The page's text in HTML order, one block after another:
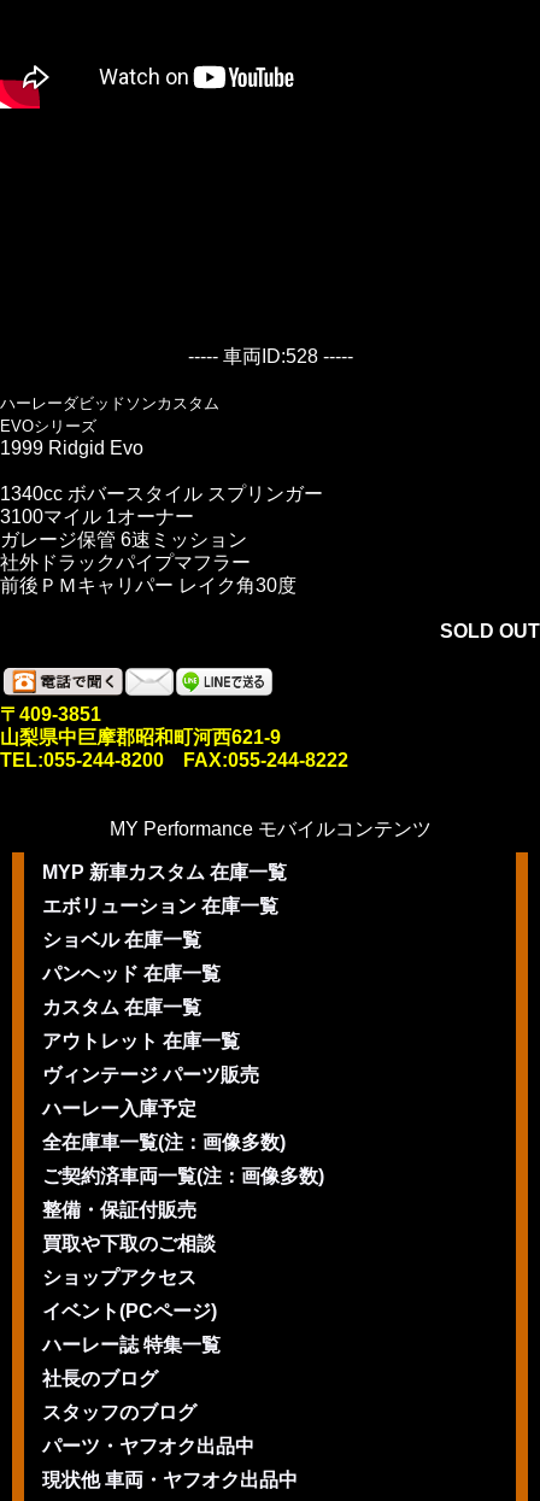
----- 車両ID:528 -----
ハーレーダビッドソンカスタム
EVOシリーズ
1999 Ridgid Evo
1340cc ボバースタイル スプリンガー
3100マイル 1オーナー
ガレージ保管 6速ミッション
社外ドラックパイプマフラー
前後ＰＭキャリパー レイク角30度
SOLD OUT
〒409-3851
山梨県中巨摩郡昭和町河西621-9
TEL:055-244-8200 FAX:055-244-8222
MY Performance モバイルコンテンツ
MYP 新車カスタム 在庫一覧
エボリューション 在庫一覧
ショベル 在庫一覧
パンヘッド 在庫一覧
カスタム 在庫一覧
アウトレット 在庫一覧
ヴィンテージ パーツ販売
ハーレー入庫予定
全在庫車一覧(注：画像多数)
ご契約済車両一覧(注：画像多数)
整備・保証付販売
買取や下取のご相談
ショップアクセス
イベント(PCページ)
ハーレー誌 特集一覧
社長のブログ
スタッフのブログ
パーツ・ヤフオク出品中
現状他 車両・ヤフオク出品中